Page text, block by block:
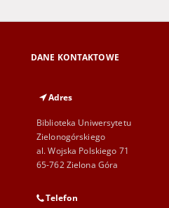
DANE KONTAKTOWE
Adres
Biblioteka Uniwersytetu
Zielonogórskiego
al. Wojska Polskiego 71
65-762 Zielona Góra
Telefon